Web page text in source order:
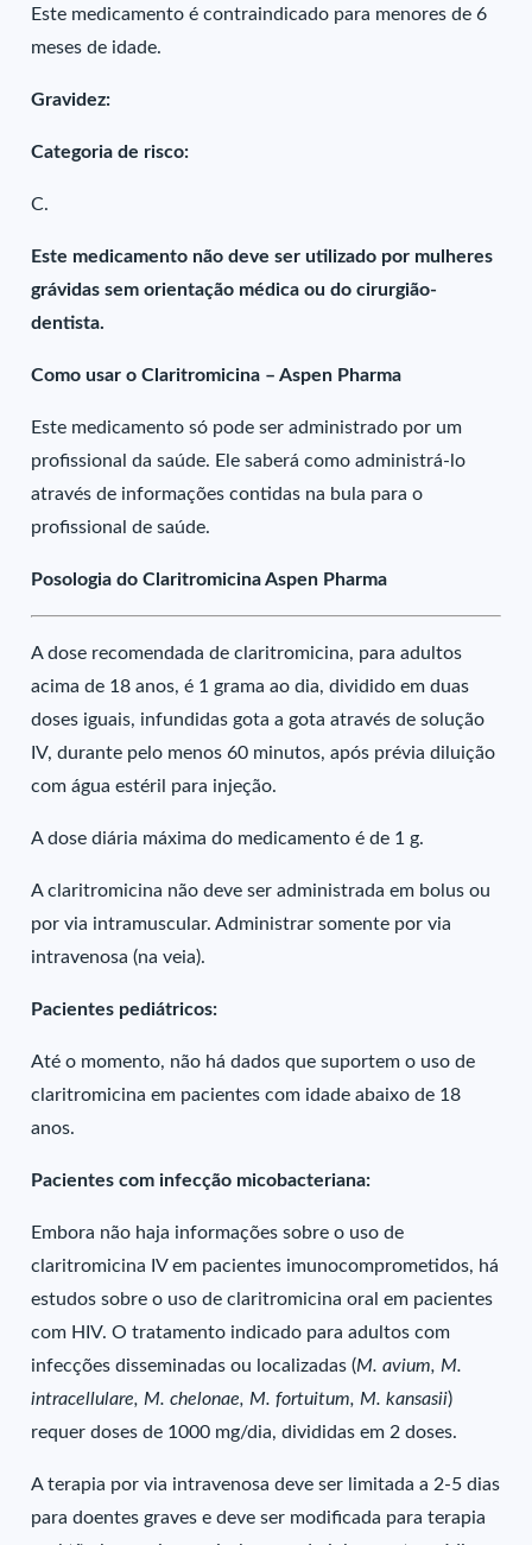
Este medicamento é contraindicado para menores de 6
meses de idade.
Gravidez:
Categoria de risco:
C.
Este medicamento não deve ser utilizado por mulheres
grávidas sem orientação médica ou do cirurgião-
dentista.
Como usar o Claritromicina – Aspen Pharma
Este medicamento só pode ser administrado por um
profissional da saúde. Ele saberá como administrá-lo
através de informações contidas na bula para o
profissional de saúde.
Posologia do Claritromicina Aspen Pharma
A dose recomendada de claritromicina, para adultos
acima de 18 anos, é 1 grama ao dia, dividido em duas
doses iguais, infundidas gota a gota através de solução
IV, durante pelo menos 60 minutos, após prévia diluição
com água estéril para injeção.
A dose diária máxima do medicamento é de 1 g.
A claritromicina não deve ser administrada em bolus ou
por via intramuscular. Administrar somente por via
intravenosa (na veia).
Pacientes pediátricos:
Até o momento, não há dados que suportem o uso de
claritromicina em pacientes com idade abaixo de 18
anos.
Pacientes com infecção micobacteriana:
Embora não haja informações sobre o uso de
claritromicina IV em pacientes imunocomprometidos, há
estudos sobre o uso de claritromicina oral em pacientes
com HIV. O tratamento indicado para adultos com
infecções disseminadas ou localizadas (M. avium, M.
intracellulare, M. chelonae, M. fortuitum, M. kansasii)
requer doses de 1000 mg/dia, divididas em 2 doses.
A terapia por via intravenosa deve ser limitada a 2-5 dias
para doentes graves e deve ser modificada para terapia